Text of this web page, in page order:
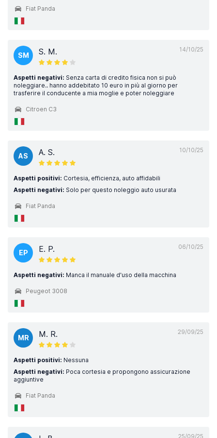
Fiat Panda
14/10/25
SM S. M.
Aspetti negativi: Senza carta di credito fisica non si può
noleggiare.. hanno addebitato 10 euro in più al giorno per
trasferire il conducente a mia moglie e poter noleggiare
Citroen C3
10/10/25
AS A. S.
Aspetti positivi: Cortesia, efficienza, auto affidabili
Aspetti negativi: Solo per questo noleggio auto usurata
Fiat Panda
06/10/25
EP E. P.
Aspetti negativi: Manca il manuale d'uso della macchina
Peugeot 3008
29/09/25
MR M. R.
Aspetti positivi: Nessuna
Aspetti negativi: Poca cortesia e propongono assicurazione
aggiuntive
Fiat Panda
25/09/25